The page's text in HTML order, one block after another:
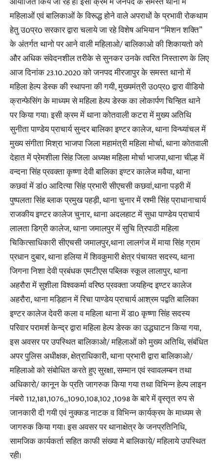
महिलाओं एवं बालिकाओं के विरूद्ध होने वाले अपराधों के प्रभावी रोकथाम
हेतु उ0प्र0 सरकार द्वारा चलाये जा रहे विशेष अभियान “मिशन शक्ति”
के अंतर्गत थानो पर आने वाली महिलाओ/ बालिकाओ की शिकायतो को
और अधिक संवेदनशील तरीके से सुनकर उनके त्वरित निस्तारण के लिए
आज दिनांक 23.10.2020 को जनपद मीरजापुर के समस्त थानो में
महिला हेल्प डेस्क की स्थापना की गयी, मुख्यमंत्री उ0प्र0 द्वारा वीडियो
क्रान्फेसिंग के माध्यम से महिला हेल्प डेस्क का लोकार्पण चिन्हित थाने
पर किया गया। इसी क्रम में थाना कोतवाली कटरा में मुख्य अतिथि
सुनीता पाण्डेय प्राचार्य सुन्दर बालिका इण्टर कालेज, थाना विन्ध्यांचल में
मुख्य संगीता मिश्रा भाजपा जिला महामंत्री महिला मोर्चा, थाना कोतवाली
देहात में प्रेमशीला सिंह जिला अध्यक्ष महिला मोर्चा भाजपा,थाना चील्ह में
वन्दना सिंह प्रवक्ता कृष्णा देवी बालिका इण्टर कालेज मवैया, थाना
कछवां में डां0 आदित्या सिंह प्रभारी सीएचसी कछवां,थाना पड़री में
पुष्पलता सिंह ब्लाक प्रमुख पहड़ी, थाना चुनार में रश्मी सिंह प्राधानाचार्य
राजकीय इण्टर कालेज चुनार, थाना अदलहाट में सुधा पाण्डेय प्राचार्य
लालता डिग्री कालेज, थाना जमालपुर में सुचि त्रिपाठी महिला
चिकित्साधिकारी सीएचसी जमालपुर,थाना लालगंज में माया सिंह ग्राम
प्रधान दुबार, थाना हलिया में शिवकुमारी क्षेत्र पंचायत सदस्य, थाना
जिगना निशा देवी प्रबंधक एमटीएस पब्लिक स्कूल लालापुर, थाना
अहरौरा में सुशीला विश्वकर्मा वरिष्ठ प्रवक्ता जयहिन्द इण्टर कालेज
अहरौरा, थाना मड़िहान में रिचा पाण्डेय प्राचार्य आश्रम पद्वति बालिका
इण्टर कालेज देवरी कला व महिला थाना में डा0 कृष्णा सिंह सदस्य
परिवार परामर्श केन्द्र द्वारा महिला हेल्प डेस्क का उद्धघाटन किया गया,
इस अवसर पर उपस्थित बालिकाओ/ महिलाओं को मुख्य अतिथि, संबंधित
अपर पुलिस अधीक्षक, क्षेत्राधिकारी, थाना प्रभारी द्वारा बालिकाओ/
महिलाओ को संबोधित करते हुए सुरक्षा, सम्मान एवं स्वावलम्बन तथा
अधिकारो/ कानून के प्रति जागरुक किया गया तथा विभिन्न हेल्प लाइन
नंबरो 112,181,1076,,1090,108,102 ,1098 के बारे में वृस्तृत रुप से
जानकारी दी गयी एवं नुक्कड नाटक व विभिन्न कार्यक्रम के माध्यम से
जागरुक किया गया। इस अवसर पर थानाक्षेत्र के जनप्रतिनिधि,
सामजिक कार्यकर्ता सहित काफी संख्या मे बालिकाय़े/ महिलाये उपस्थित
रही।